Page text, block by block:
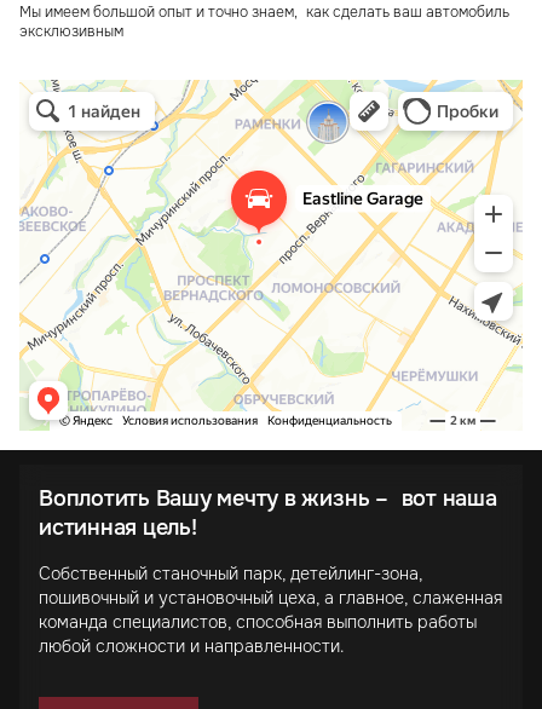
Мы имеем большой опыт и точно знаем, как сделать ваш автомобиль
эксклюзивным
Воплотить Вашу мечту в жизнь – вот наша
истинная цель!
Собственный станочный парк, детейлинг-зона,
пошивочный и установочный цеха, а главное, слаженная
команда специалистов, способная выполнить работы
любой сложности и направленности.